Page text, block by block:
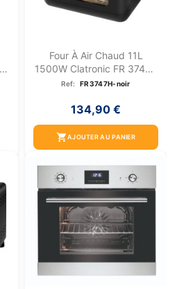
Four À Air Chaud 11L
1500W Clatronic FR 3747H
Noir
Ref: FR3747H-noir
134,90 €
shopping_cartAJOUTER AU PANIER